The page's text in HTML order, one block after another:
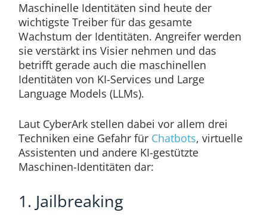
Maschinelle Identitäten sind heute der
wichtigste Treiber für das gesamte
Wachstum der Identitäten. Angreifer werden
sie verstärkt ins Visier nehmen und das
betrifft gerade auch die maschinellen
Identitäten von KI-Services und Large
Language Models (LLMs).
Laut CyberArk stellen dabei vor allem drei
Techniken eine Gefahr für Chatbots, virtuelle
Assistenten und andere KI-gestützte
Maschinen-Identitäten dar:
1. Jailbreaking